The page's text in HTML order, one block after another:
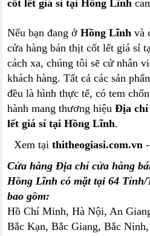
cốt lết giá sỉ tại Hồng Lĩnh
Nếu bạn đang ởHồng Lĩnh và
cửa hàng bán thịt cốt lết giá sỉ
cách xa, chúng tôi sẽ cử nhân
khách hàng. Tất cả các sản
đều là hình thực tế, có tem
hành mang thương hiệuĐịa chỉ
lết giá sỉ tại Hồng Lĩnh.
Xem tại thitheogiasi.com.vn-
Cửa hàng Địa chỉ cửa hàng
Hồng Lĩnh có mặt tại 64
bao gồm:
Hồ Chí Minh, Hà Nội, An
Bắc Kạn, Bắc Giang, Bắc